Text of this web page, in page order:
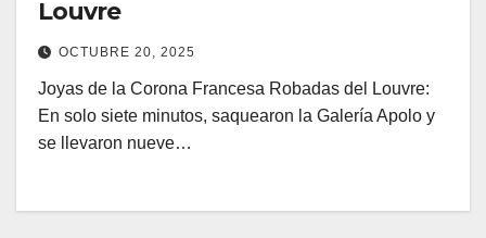
Louvre
OCTUBRE 20, 2025
Joyas de la Corona Francesa Robadas del Louvre:
En solo siete minutos, saquearon la Galería Apolo y
se llevaron nueve…